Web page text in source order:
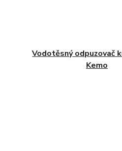
Vodotěsný odpuzovač
Kemo